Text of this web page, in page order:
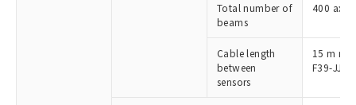
Total number of
beams
400
Cable length
between
sensors
15 m
F39-
本サービスは、当社制御機器事業取扱
対応予定なし：EU RoHS指令（10物質）の
調査・確認中：EU RoHS指令（10物質）の
非含有の対応状況を調査中または確認中の